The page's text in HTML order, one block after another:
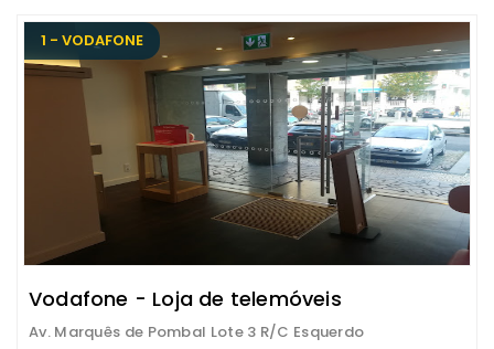
1 - VODAFONE
Vodafone - Loja de telemóveis
Av. Marquês de Pombal Lote 3 R/C Esquerdo